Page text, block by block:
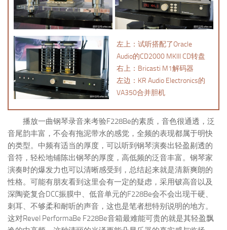
左上：试听搭配了Oracle
Audio的CD2000 MKIII CD转盘
右上：Bricasti M1解码器
左边：KR Audio Electronics的
VA350合并胆机
播放一曲钢琴录音来考验F228Be的素质，音色很通透，泛
音尾韵丰富，不会有拖泥带水的感觉，全频的表现都属于明快
的类型。中频有适当的厚度，可以听到钢琴演奏出轻盈剔透的
音符，轻松地铺陈出钢琴的厚度，高低频的泛音丰富。钢琴家
演奏时的爆发力也可以清晰感受到，总结起来就是清新爽朗的
性格。可能有朋友看到这里会有一定的疑虑，采用铍高音以及
深陶瓷复合DCC振膜中、低音单元的F228Be会不会出现干硬、
刺耳、不够柔和耐听的声音，这也是笔者想特别说明的地方。
这对Revel PerformaBe F228Be音箱最难能可贵的就是其轻盈飘